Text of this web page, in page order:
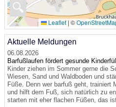
🔍
Leaflet|©
Aktuelle Meldungen
06.08.2026
Barfußlaufen fördert gesunde
Kinder ziehen im Sommer gerne die
Wiesen, Sand und Waldboden und
Füße. Denn wer barfuß geht, trainiert
und hilft dem Fuß, sich natürlich zu
starten mit eher flachen Füßen, das